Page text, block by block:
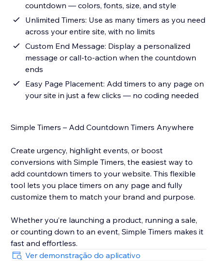
countdown — colors, fonts, size, and style
Unlimited Timers: Use as many timers as you need
across your entire site, with no limits
Custom End Message: Display a personalized
message or call-to-action when the countdown
ends
Easy Page Placement: Add timers to any page on
your site in just a few clicks — no coding needed
Simple Timers – Add Countdown Timers Anywhere
Create urgency, highlight events, or boost
conversions with Simple Timers, the easiest way to
add countdown timers to your website. This flexible
tool lets you place timers on any page and fully
customize them to match your brand and purpose.
Whether you’re launching a product, running a sale,
or counting down to an event, Simple Timers makes it
fast and effortless.
Ver demonstração do aplicativo